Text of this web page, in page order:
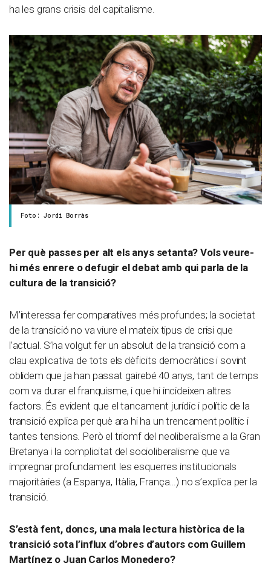
ha les grans crisis del capitalisme.
Foto: Jordi Borràs
Per què passes per alt els anys setanta? Vols veure-
hi més enrere o defugir el debat amb qui parla de la
cultura de la transició?
M’interessa fer comparatives més profundes; la societat
de la transició no va viure el mateix tipus de crisi que
l’actual. S’ha volgut fer un absolut de la transició com a
clau explicativa de tots els dèficits democràtics i sovint
oblidem que ja han passat gairebé 40 anys, tant de temps
com va durar el franquisme, i que hi incideixen altres
factors. És evident que el tancament jurídic i polític de la
transició explica per què ara hi ha un trencament polític i
tantes tensions. Però el triomf del neoliberalisme a la Gran
Bretanya i la complicitat del socioliberalisme que va
impregnar profundament les esquerres institucionals
majoritàries (a Espanya, Itàlia, França…) no s’explica per la
transició.
S’està fent, doncs, una mala lectura històrica de la
transició sota l’influx d’obres d’autors com Guillem
Martínez o Juan Carlos Monedero?